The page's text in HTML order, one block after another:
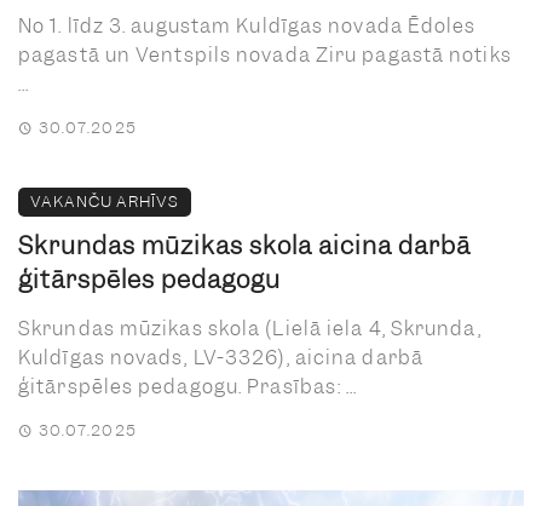
No 1. līdz 3. augustam Kuldīgas novada Ēdoles
pagastā un Ventspils novada Ziru pagastā notiks
...
30.07.2025
VAKANČU ARHĪVS
Skrundas mūzikas skola aicina darbā
ģitārspēles pedagogu
Skrundas mūzikas skola (Lielā iela 4, Skrunda,
Kuldīgas novads, LV-3326), aicina darbā
ģitārspēles pedagogu. Prasības: ...
30.07.2025